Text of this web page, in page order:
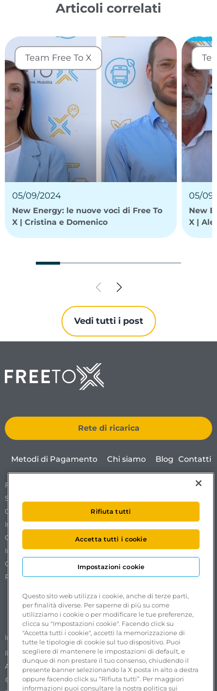
Articoli correlati
Team Free To X
05/09/2024
New Energy: le nuove voci di Free To
X | Cristina e Domenico
05/
New
X |
Vedi tutti i post
Rete di ricarica
Metodi di Pagamento Chi siamo Blog Contatti
Free To X – Mobilize S.p.A.
Sede Legale Via Ostiense 72 edificio 31
00154 Roma
Iscrizione al REA n. RM1761519.
Codice Fiscale. Partita IVA e iscrizione al Registro delle
Imprese di Roma n. 18102051002.
Capitale sociale €50.000,00 interamente versato.
Pec:
freetox-mobilize@pec.mobilize.freeto-x.it
Impostazioni cookieSegnalazioni accessibilità
Il Whistleblowing nel Gruppo ASPI
Privacy Policy
Accessibilità
©2025 Progetto e realizzazione Free To X. Tutti i diritti
Questo sito web utilizza i cookie, anche di terze parti,
per finalità diverse. Per saperne di più su come
utilizziamo i cookie o per modificare le tue preferenze,
clicca su "Impostazioni cookie". Facendo click su
"Accetta tutti i cookie", accetti la memorizzazione di
tutte le tipologie di cookie sul tuo dispositivo. Puoi
scegliere di mantenere le impostazioni di default, e
dunque di non prestare il tuo consenso, chiudendo il
presente banner selezionando la X posta in alto a destra
oppure facendo click su “Rifiuta tutti”. Per maggiori
informazioni puoi consultare la nostra politica sui
Rifiuta tutti
Accetta tutti i cookie
Impostazioni cookie